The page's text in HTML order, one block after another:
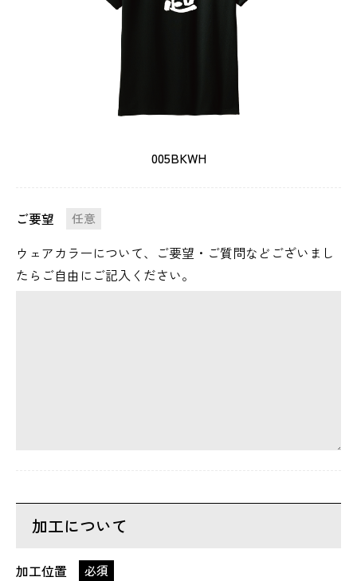
005BKWH
ご要望 任意
ウェアカラーについて、ご要望・ご質問などございまし
たらご自由にご記入ください。
加工について
加工位置 必須